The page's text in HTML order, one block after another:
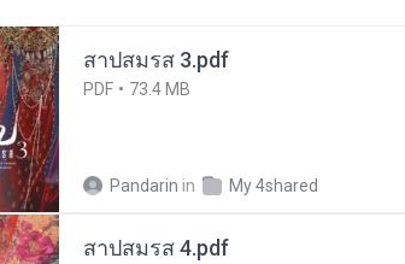
สาปสมรส 3.pdf
PDF 73.4 MB
Pandarin in My 4shared
สาปสมรส 4.pdf